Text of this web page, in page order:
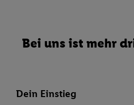
Bei uns ist mehr
Dein Einstieg